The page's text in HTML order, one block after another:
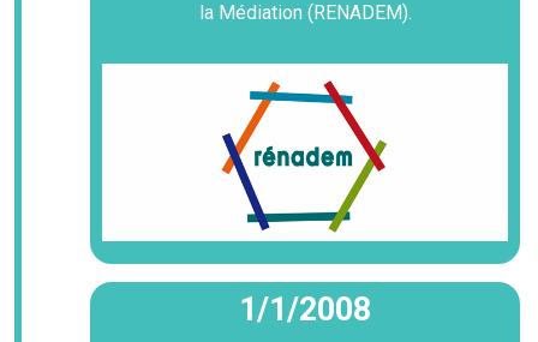
la Médiation (RENADEM).
1/1/2008